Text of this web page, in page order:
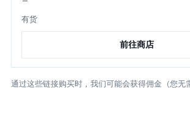
有货
前往商店
通过这些链接购买时，我们可能会获得佣金（您无